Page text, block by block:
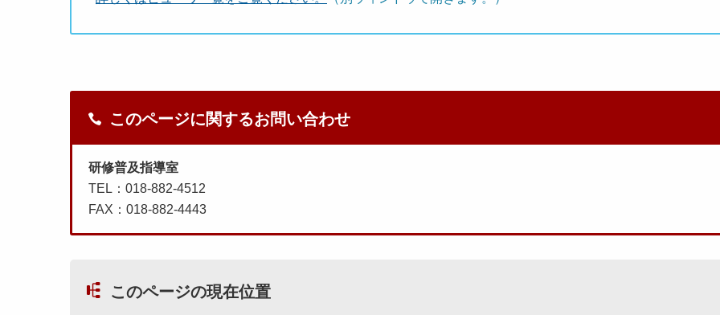
このページに関するお問い合わせ
研修普及指導室
TEL：018-882-4512
FAX：018-882-4443
このページの現在位置